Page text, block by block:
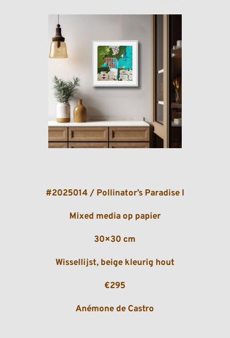
#2025014 / Pollinator’s Paradise I
Mixed media op papier
30×30 cm
Wissellijst, beige kleurig hout
€295
Anémone de Castro